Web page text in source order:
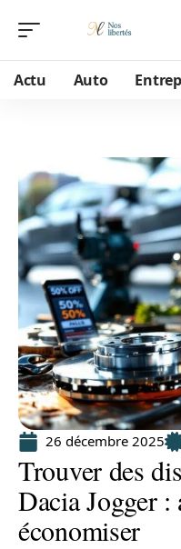
Actu Auto
26 décembre 2025
Trouver des
Dacia Jogger :
économiser